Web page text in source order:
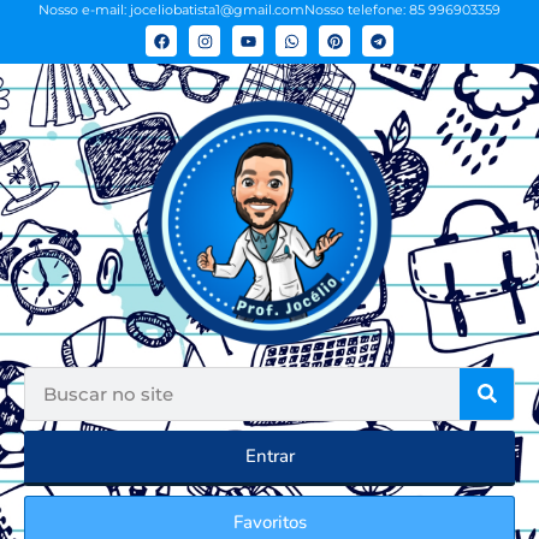
Nosso e-mail: joceliobatista1@gmail.comNosso telefone: 85 996903359
Entrar
Favoritos